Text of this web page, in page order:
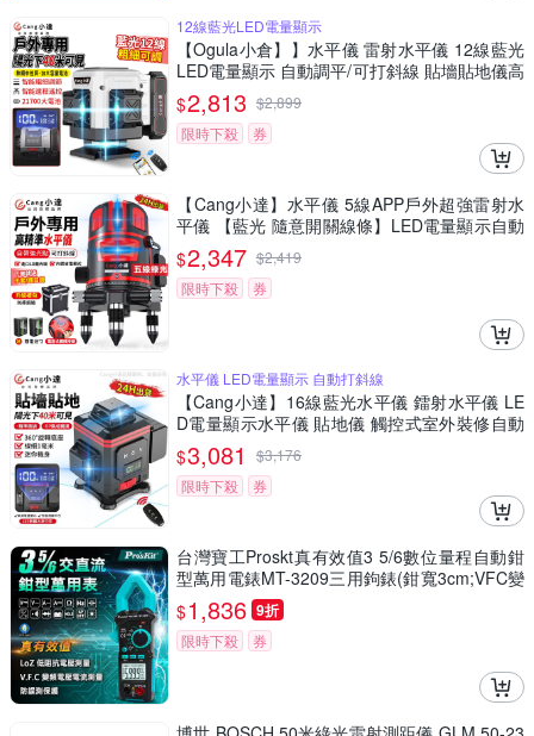
12線藍光LED電量顯示
【Ogula小倉】】水平儀 雷射水平儀 12線藍光
LED電量顯示 自動調平/可打斜線 貼墻貼地儀高
精度強光（保固兩年 售後無憂）
$2,813 $2,899
限時下殺
券
【Cang小達】水平儀 5線APP戶外超強雷射水
平儀 【藍光 隨意開關線條】LED電量顯示自動
調平打斜線
$2,347 $2,419
限時下殺
券
水平儀 LED電量顯示 自動打斜線
【Cang小達】16線藍光水平儀 鐳射水平儀 LE
D電量顯示水平儀 貼地儀 觸控式室外裝修自動
打斜線【品牌保障 售後無憂】-數顯中控屏款16
線藍光
$3,081 $3,176
限時下殺
券
台灣寶工Proskt真有效值3 5/6數位量程自動鉗
型萬用電錶MT-3209三用鉤錶(鉗寬3cm;VFC變
頻測量LoZ低阻抗電壓測量)
$1,836 9折
限時下殺 券